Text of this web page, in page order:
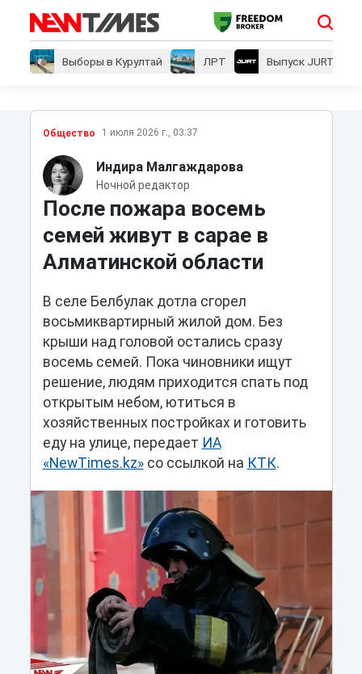
Выборы в Курултай ЛРТ Выпуск JURT
Общество 1 июля 2026 г., 03:37
Индира Малгаждарова
Ночной редактор
После пожара восемь
семей живут в сарае в
Алматинской области
В селе Белбулак дотла сгорел
восьмиквартирный жилой дом. Без
крыши над головой остались сразу
восемь семей. Пока чиновники ищут
решение, людям приходится спать под
открытым небом, ютиться в
хозяйственных постройках и готовить
еду на улице, передает ИА
«NewTimes.kz»со ссылкой на КТК.